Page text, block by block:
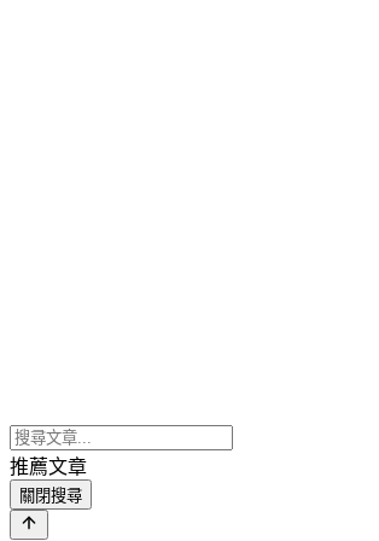
推薦文章
關閉搜尋